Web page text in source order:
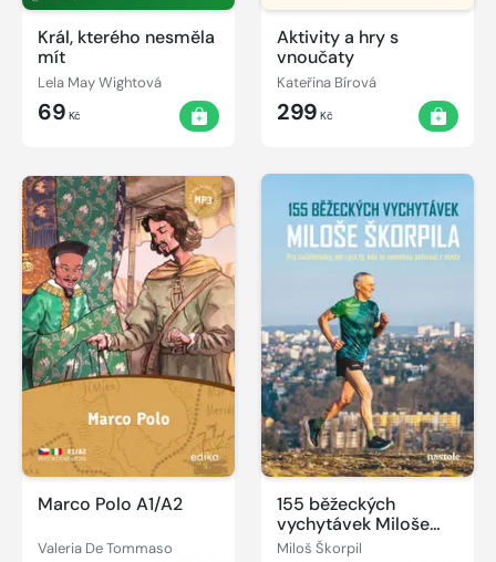
Král, kterého nesměla
mít
Lela May Wightová
69 Kč
Aktivity a hry s
vnoučaty
Kateřina Bírová
299 Kč
Marco Polo A1/A2
Valeria De Tommaso
155 běžeckých
vychytávek Miloše
Škorpila
Miloš Škorpil